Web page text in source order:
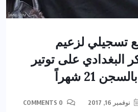
لزعيم
البغدادي على توتير
21 شهراً
نوفمبر 16, 2017